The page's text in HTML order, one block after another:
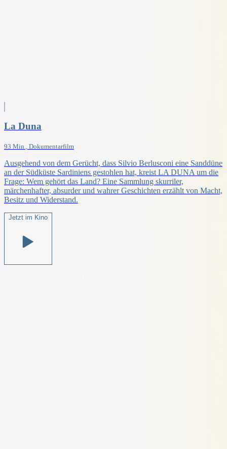
La Duna
93 Min., Dokumentarfilm
Ausgehend von dem Gerücht, dass Silvio Berlusconi eine Sanddüne
an der Südküste Sardiniens gestohlen hat, kreist LA DUNA um die
Frage: Wem gehört das Land? Eine Sammlung skurriler,
märchenhafter, absurder und wahrer Geschichten erzählt von Macht,
Besitz und Widerstand.
Jetzt im Kino